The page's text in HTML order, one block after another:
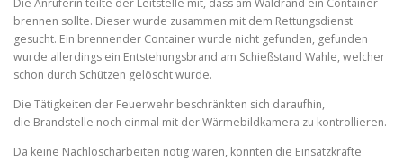
Die Anruferin teilte der Leitstelle mit, dass am Waldrand ein Container
brennen sollte. Dieser wurde zusammen mit dem Rettungsdienst
gesucht. Ein brennender Container wurde nicht gefunden, gefunden
wurde allerdings ein Entstehungsbrand am Schießstand Wahle, welcher
schon durch Schützen gelöscht wurde.
Die Tätigkeiten der Feuerwehr beschränkten sich daraufhin,
die Brandstelle noch einmal mit der Wärmebildkamera zu kontrollieren.
Da keine Nachlöscharbeiten nötig waren, konnten die Einsatzkräfte